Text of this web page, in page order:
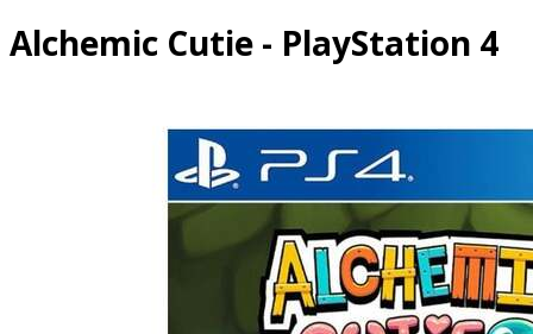
Alchemic Cutie - PlayStation 4